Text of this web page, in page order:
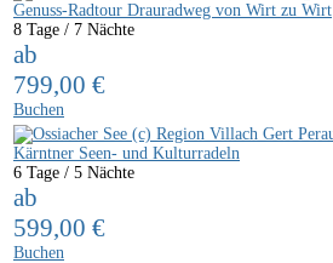
Genuss-Radtour Drauradweg von Wirt zu Wirt
8 Tage / 7 Nächte
ab
799,00 €
Buchen
Kärntner Seen- und Kulturradeln
6 Tage / 5 Nächte
ab
599,00 €
Buchen